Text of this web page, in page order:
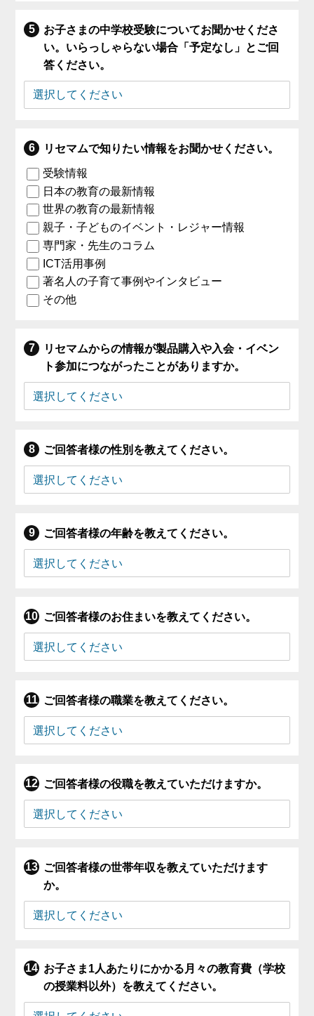
お子さまの中学校受験についてお聞かせくださ
い。いらっしゃらない場合「予定なし」とご回
答ください。
リセマムで知りたい情報をお聞かせください。
受験情報
日本の教育の最新情報
世界の教育の最新情報
親子・子どものイベント・レジャー情報
専門家・先生のコラム
ICT活用事例
著名人の子育て事例やインタビュー
その他
リセマムからの情報が製品購入や入会・イベン
ト参加につながったことがありますか。
ご回答者様の性別を教えてください。
ご回答者様の年齢を教えてください。
ご回答者様のお住まいを教えてください。
ご回答者様の職業を教えてください。
ご回答者様の役職を教えていただけますか。
ご回答者様の世帯年収を教えていただけます
か。
お子さま1人あたりにかかる月々の教育費（学校
の授業料以外）を教えてください。